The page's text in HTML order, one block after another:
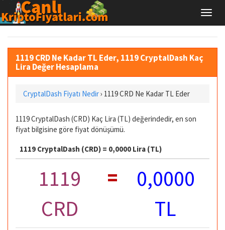
1119 CRD Ne Kadar TL Eder, 1119 CryptalDash Kaç
Lira Değer Hesaplama
CryptalDash Fiyatı Nedir› 1119 CRD Ne Kadar TL Eder
1119 CryptalDash (CRD) Kaç Lira (TL) değerindedir, en son
fiyat bilgisine göre fiyat dönüşümü.
1119 CryptalDash (CRD) = 0,0000 Lira (TL)
1119
CRD
=
0,0000
TL